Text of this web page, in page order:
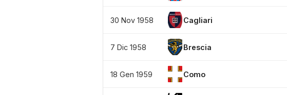
30 Nov 1958 Cagliari
7 Dic 1958 Brescia
18 Gen 1959 Como